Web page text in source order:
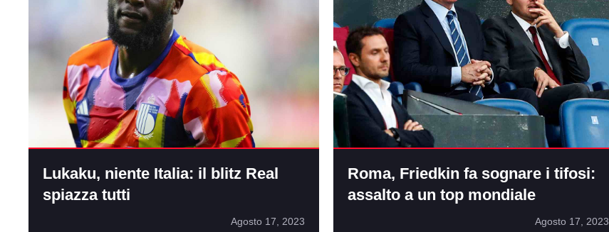
Lukaku, niente Italia: il blitz Real
spiazza tutti
Agosto 17, 2023
Roma, Friedkin fa sognare i tifosi:
assalto a un top mondiale
Agosto 17, 2023